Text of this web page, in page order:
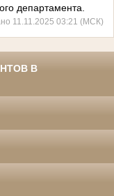
департамента.
11.11.2025 03:21 (МСК)
В